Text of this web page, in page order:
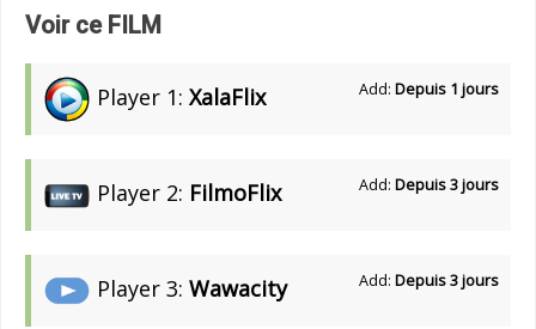
Voir ce FILM
Player 1: XalaFlix Add: Depuis 1 jours
Player 2: FilmoFlix Add: Depuis 3 jours
Player 3: Wawacity Add: Depuis 3 jours